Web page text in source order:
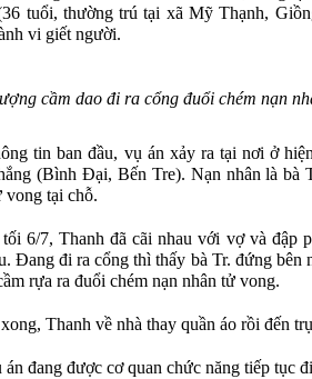
tuổi, thường trú tại xã Mỹ Thạnh,
vi giết người.
cầm dao đi ra cổng đuổi chém nạn
tin ban đầu, vụ án xảy ra tại nơi ở
(Bình Đại, Bến Tre). Nạn nhân là bà
vong tại chỗ.
6/7, Thanh đã cãi nhau với vợ và đập
Đang đi ra cổng thì thấy bà Tr. đứng bên
rựa ra đuổi chém nạn nhân tử vong.
Thanh về nhà thay quần áo rồi đến
đang được cơ quan chức năng tiếp tục